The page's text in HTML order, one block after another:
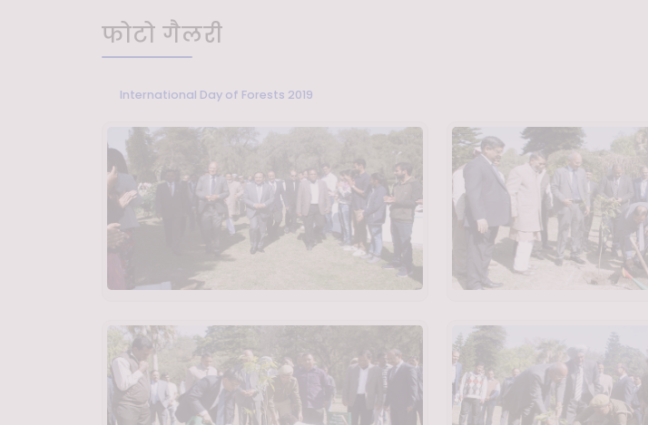
फोटो गैलरी
International Day of Forests 2019